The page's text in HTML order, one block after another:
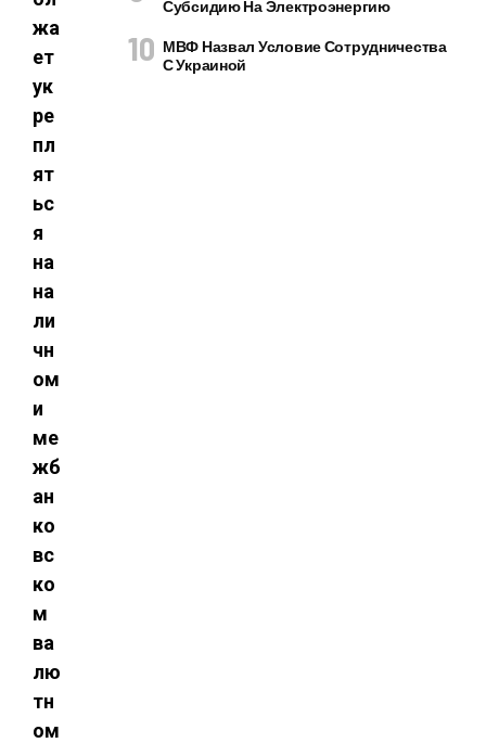
жа
ет
ук
ре
пл
ят
ьс
я
на
на
ли
чн
ом
и
ме
жб
ан
ко
вс
ко
м
ва
лю
тн
ом
Субсидию На Электроэнергию
МВФ Назвал Условие Сотрудничества
С Украиной